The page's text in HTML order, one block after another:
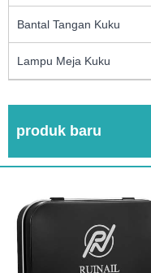
Bantal Tangan Kuku
Lampu Meja Kuku
produk baru